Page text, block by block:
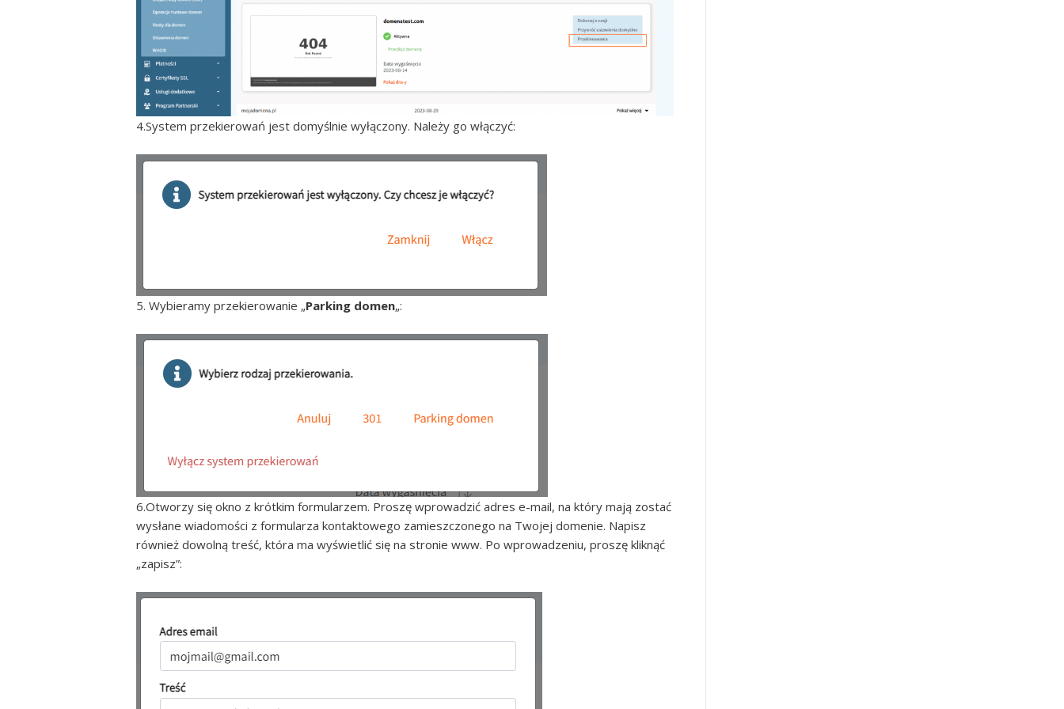
4.System przekierowań jest domyślnie wyłączony. Należy go włączyć:
5. Wybieramy przekierowanie „Parking domen„:
6.Otworzy się okno z krótkim formularzem. Proszę wprowadzić adres e-mail, na który mają zostać
wysłane wiadomości z formularza kontaktowego zamieszczonego na Twojej domenie. Napisz
również dowolną treść, która ma wyświetlić się na stronie www. Po wprowadzeniu, proszę kliknąć
„zapisz”: